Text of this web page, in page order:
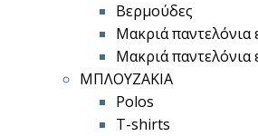
Βερμούδες
Μακριά
Μακριά παντελόνια
ΜΠΛΟΥΖΑΚΙΑ
Polos
T-shirts